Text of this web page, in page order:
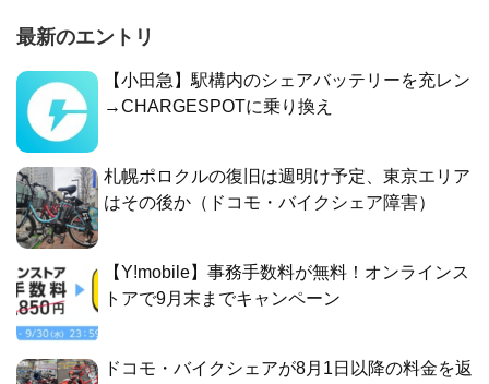
最新のエントリ
【小田急】駅構内のシェアバッテリーを充レン
→CHARGESPOTに乗り換え
札幌ポロクルの復旧は週明け予定、東京エリア
はその後か（ドコモ・バイクシェア障害）
【Y!mobile】事務手数料が無料！オンラインス
トアで9月末までキャンペーン
ドコモ・バイクシェアが8月1日以降の料金を返